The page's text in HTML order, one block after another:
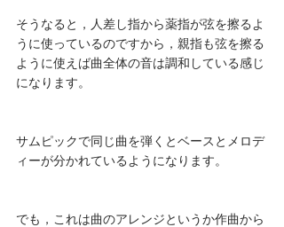
そうなると，人差し指から薬指が弦を擦るよ
うに使っているのですから，親指も弦を擦る
ように使えば曲全体の音は調和している感じ
になります。
サムピックで同じ曲を弾くとベースとメロデ
ィーが分かれているようになります。
でも，これは曲のアレンジというか作曲から